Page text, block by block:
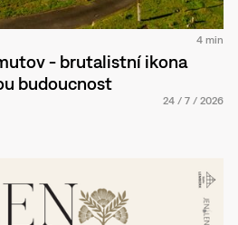
4 min
- brutalistní ikona
budoucnost
24 / 7 / 2026